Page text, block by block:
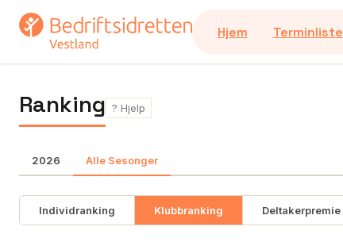
Hjem Terminliste
Ranking ? Hjelp
2026 Alle Sesonger
Individranking Klubbranking Deltakerpremie